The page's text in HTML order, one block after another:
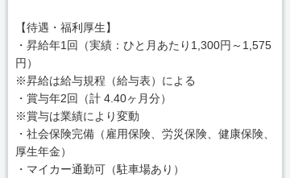
【待遇・福利厚生】
・昇給年1回（実績：ひと月あたり1,300円～1,575
円）
※昇給は給与規程（給与表）による
・賞与年2回（計 4.40ヶ月分）
※賞与は業績により変動
・社会保険完備（雇用保険、労災保険、健康保険、
厚生年金）
・マイカー通勤可（駐車場あり）